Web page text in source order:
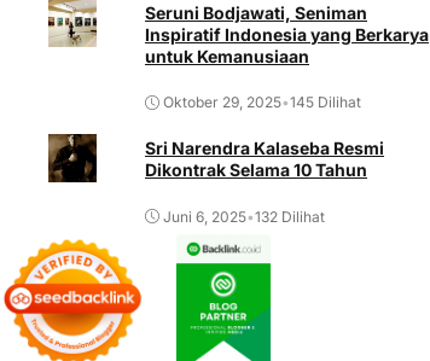
Seruni Bodjawati, Seniman
Inspiratif Indonesia yang Berkarya
untuk Kemanusiaan
Oktober 29, 2025•145 Dilihat
Sri Narendra Kalaseba Resmi
Dikontrak Selama 10 Tahun
Juni 6, 2025•132 Dilihat